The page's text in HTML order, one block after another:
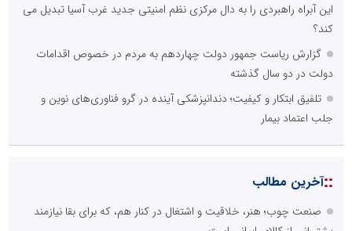
این آبراه راهبردی را به دال مرکزی نظم امنیتی جدید غرب آسیا تبدیل می
کند؟
گزارش ریاست جمهور دولت چهاردهم به مردم در خصوص اقدامات
دولت در دو سال گذشته
تلفیق ابتکار و کیفیت؛ دندانپزشکی آینده در گرو فناوری‌های نوین و
جلب اعتماد بیمار
::آخرین مطالب
صنعت چوب؛ هنر، خلاقیت و اشتغال در کنار هم، که برای بقا نیازمند